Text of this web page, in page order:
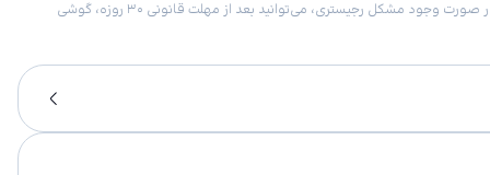
امکان برگشت کالا در گروه موبایل با دلیل “انصراف از خرید“ تنها در صورتی مورد قبول است که پلمب کالا باز نشده باشد. تمام گوشی‌های جی‌اس‌ام ضمانت رجیستری دارند. در صورت وجود مشکل رجیستری، می‌توانید بعد از مهلت قانونی ۳۰ روزه، گوشی